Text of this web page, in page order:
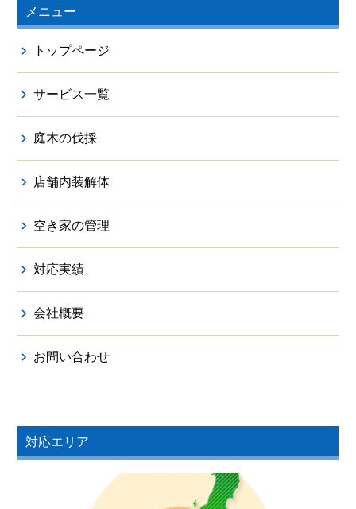
メニュー
トップページ
サービス一覧
庭木の伐採
店舗内装解体
空き家の管理
対応実績
会社概要
お問い合わせ
対応エリア